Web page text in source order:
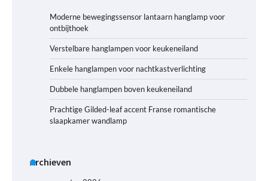
Moderne bewegingssensor lantaarn hanglamp voor
ontbijthoek
Verstelbare hanglampen voor keukeneiland
Enkele hanglampen voor nachtkastverlichting
Dubbele hanglampen boven keukeneiland
Prachtige Gilded-leaf accent Franse romantische
slaapkamer wandlamp
Archieven